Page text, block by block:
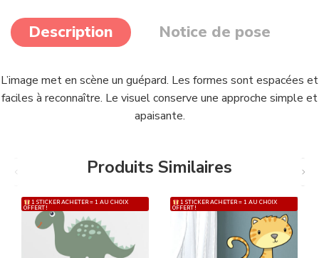
Description Notice de pose
L’image met en scène un guépard. Les formes sont espacées et
faciles à reconnaître. Le visuel conserve une approche simple et
apaisante.
Produits Similaires
1 STICKER ACHETER = 1 AU CHOIX
OFFERT !
1 STICKER ACHETER = 1 AU CHOIX
OFFERT !